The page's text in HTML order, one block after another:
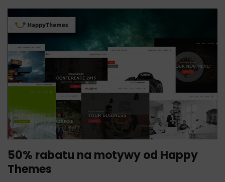
50% rabatu na motywy od Happy
Themes